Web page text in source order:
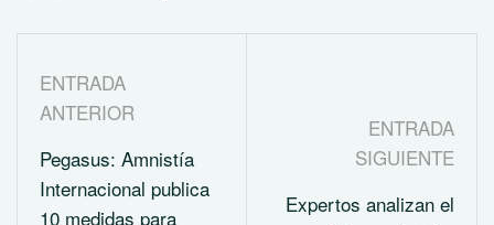
ENTRADA
ANTERIOR
Pegasus: Amnistía
Internacional publica
10 medidas para
ENTRADA
SIGUIENTE
Expertos analizan el